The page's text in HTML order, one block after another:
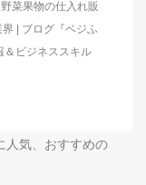
菜果物の仕入れ販
| ブログ『ベジふ
＆ビジネススキル
人気、おすすめの